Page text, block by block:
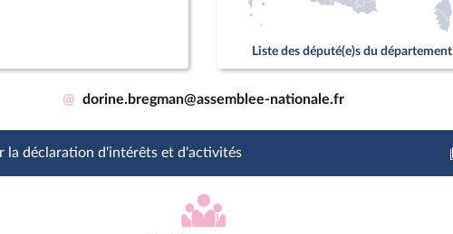
Liste des député(e)s du département
@ dorine.bregman@assemblee-nationale.fr
la déclaration d'intérêts et d'activités